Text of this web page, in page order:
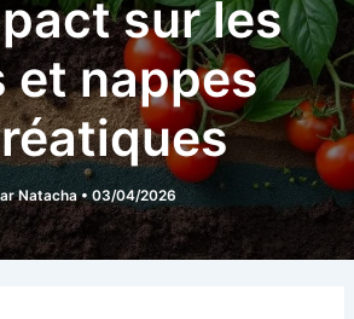
sur les
et nappes
Natacha• 03/04/2026